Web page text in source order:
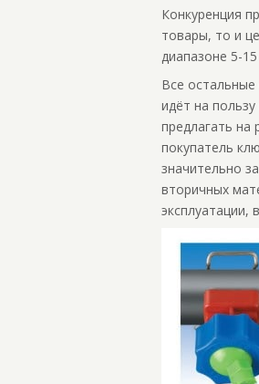
Конкуренция
товары, то и
диапазоне 5-
Все
идёт на
предлагать
покупатель
значительно
вторичных
эксплуатации,